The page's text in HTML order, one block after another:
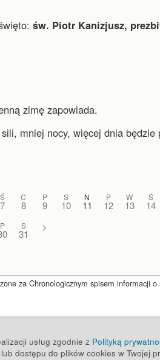
św. Piotr Kanizjusz,
zimę zapowiada.
mniej nocy, więcej dnia będzie
Ś
7
C
8
P
9
S
10
N
11
P
12
W
13
Ś
14
P S
31
>
za Chronologicznym spisem informacji
usług zgodnie z Polityką
dostępu do plików cookies w Twojej